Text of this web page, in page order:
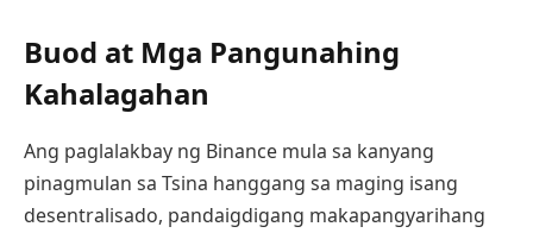
Buod at Mga Pangunahing
Kahalagahan
Ang paglalakbay ng Binance mula sa kanyang
pinagmulan sa Tsina hanggang sa maging isang
desentralisado, pandaigdigang makapangyarihang